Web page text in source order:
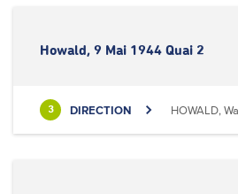
Howald, 9 Mai 1944 Quai 2
3 DIRECTION HOWALD,